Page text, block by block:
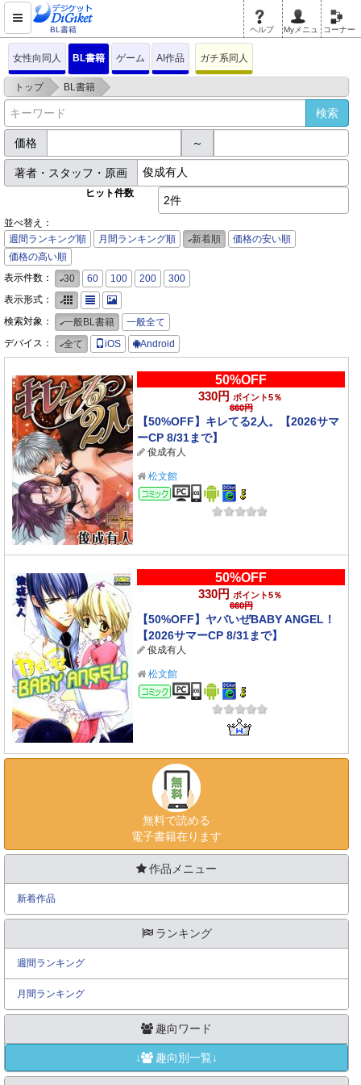
BL書籍 ヘルプ Myメニュ コーナー
女性向同人 BL書籍 ゲーム AI作品 ガチ系同人
トップ > BL書籍 >
価格 ～
著者・スタッフ・原画
ヒット件数
2件
並べ替え：
週間ランキング順
月間ランキング順 新着順
価格の安い順
価格の高い順
表示件数：
30 60 100 200
300
表示形式：
検索対象：
一般BL書籍
一般全て
デバイス：
全て iOS Android
50%OFF
330円 ポイント5％
660円
【50%OFF】キレてる2人。【2026サマ
ーCP 8/31まで】
俊成有人
松文館
コミック
50%OFF
330円 ポイント5％
660円
【50%OFF】ヤバいぜBABY ANGEL！
【2026サマーCP 8/31まで】
俊成有人
松文館
コミック
無料で読める
電子書籍在ります
作品メニュー
新着作品
ランキング
週間ランキング
月間ランキング
趣向ワード
↓ 趣向別一覧↓